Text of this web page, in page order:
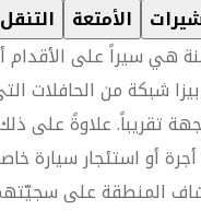
التنقل الأمتعة
هي سيراً على الأقدام
شبكة من الحافلات
تقريباً. علاوةً على
أو استئجار سيارة